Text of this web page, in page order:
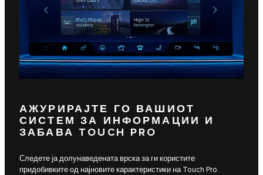
АЖУРИРАЈТЕ ГО ВАШИОТ
СИСТЕМ ЗА ИНФОРМАЦИИ И
ЗАБАВА TOUCH PRO
Следете ја долунаведената врска за ги користите
придобивките од најновите карактеристики на Touch Pro.